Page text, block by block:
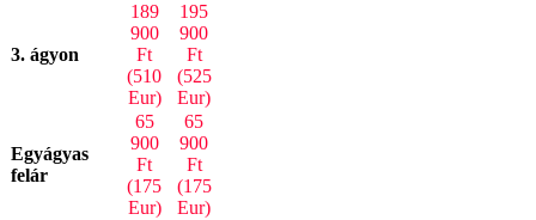
3. ágyon
189
900
Ft
(510
Eur)
195
900
Ft
(525
Eur)
Egyágyas
felár
65
900
Ft
(175
Eur)
65
900
Ft
(175
Eur)